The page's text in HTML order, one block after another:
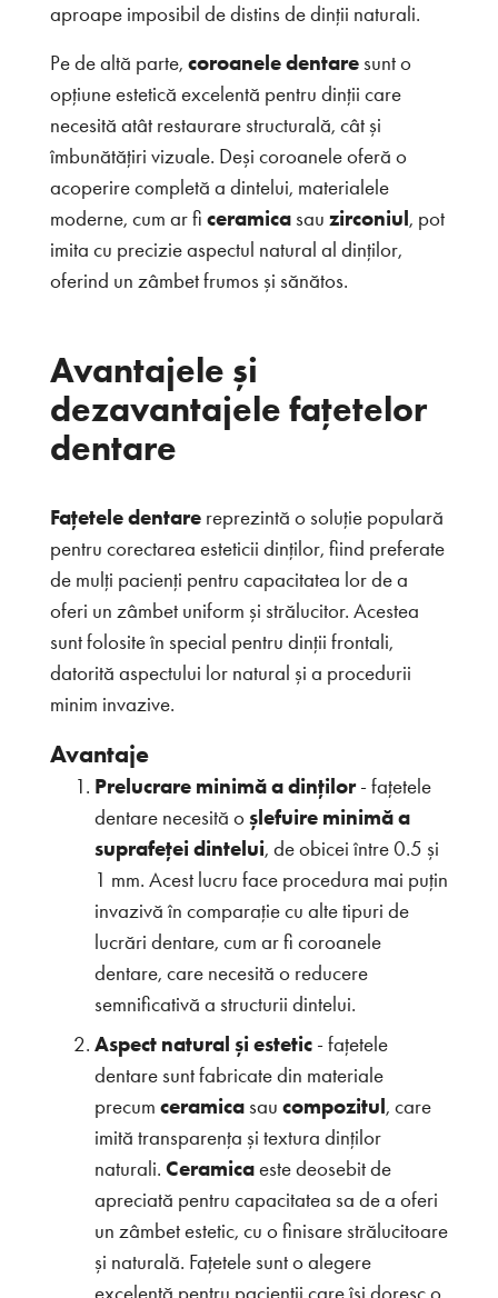
aproape imposibil de distins de dinții naturali.
Pe de altă parte, coroanele dentaresunt o
opțiune estetică excelentă pentru dinții care
necesită atât restaurare structurală, cât și
îmbunătățiri vizuale. Deși coroanele oferă o
acoperire completă a dintelui, materialele
moderne, cum ar fi ceramicasau zirconiul, pot
imita cu precizie aspectul natural al dinților,
oferind un zâmbet frumos și sănătos.
Avantajele și
dezavantajele fațetelor
dentare
Fațetele dentarereprezintă o soluție populară
pentru corectarea esteticii dinților, fiind preferate
de mulți pacienți pentru capacitatea lor de a
oferi un zâmbet uniform și strălucitor. Acestea
sunt folosite în special pentru dinții frontali,
datorită aspectului lor natural și a procedurii
minim invazive.
Avantaje
Prelucrare minimă a dinților-fațetele
dentare necesită oșlefuire minimă a
suprafeței dintelui, de obicei între 0.5 și
1 mm. Acest lucru face procedura mai puțin
invazivă în comparație cu alte tipuri de
lucrări dentare, cum ar fi coroanele
dentare, care necesită o reducere
semnificativă a structurii dintelui.
Aspect natural și estetic -fațetele
dentare sunt fabricate din materiale
precum ceramicasau compozitul, care
imită transparența și textura dinților
naturali. Ceramicaeste deosebit de
apreciată pentru capacitatea sa de a oferi
un zâmbet estetic, cu o finisare strălucitoare
și naturală. Fațetele sunt o alegere